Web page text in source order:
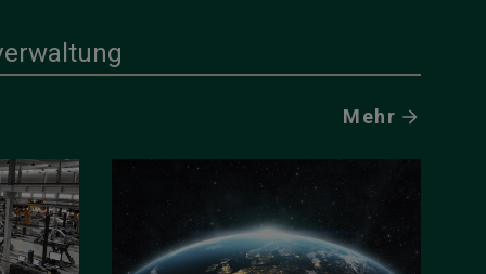
Mehr